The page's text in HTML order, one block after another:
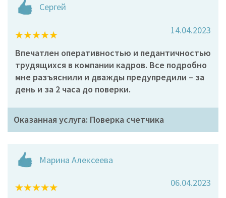
Сергей
14.04.2023
Впечатлен оперативностью и педантичностью
трудящихся в компании кадров. Все подробно
мне разъяснили и дважды предупредили – за
день и за 2 часа до поверки.
Оказанная услуга: Поверка счетчика
Марина Алексеева
06.04.2023